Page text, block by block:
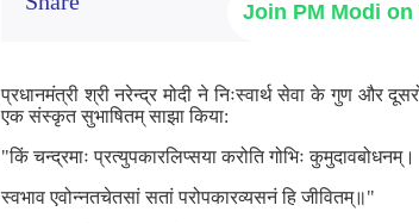
Join PM Modi
प्रधानमंत्री श्री नरेन्द्र मोदी ने निःस्वार्थ सेवा के गुण और
एक संस्कृत सुभाषितम् साझा किया:
"किं चन्द्रमाः प्रत्युपकारलिप्सया करोति गोभिः कुमुदावबोधनम्।
स्वभाव एवोन्नतचेतसां सतां परोपकारव्यसनं हि जीवितम्॥"